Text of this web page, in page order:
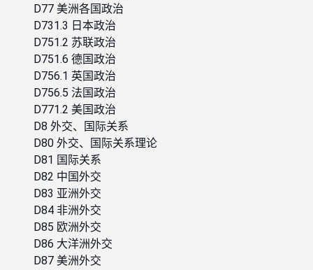
D77 美洲各国政治
D731.3 日本政治
D751.2 苏联政治
D751.6 德国政治
D756.1 英国政治
D756.5 法国政治
D771.2 美国政治
D8 外交、国际关系
D80 外交、国际关系理论
D81 国际关系
D82 中国外交
D83 亚洲外交
D84 非洲外交
D85 欧洲外交
D86 大洋洲外交
D87 美洲外交